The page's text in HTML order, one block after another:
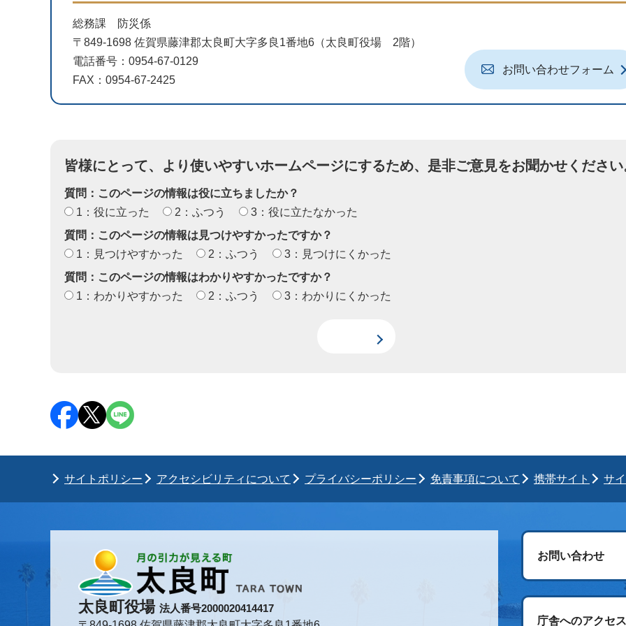
総務課 防災係
〒849-1698 佐賀県藤津郡太良町大字多良1番地6（太良町役場 2階）
電話番号：0954-67-0129
FAX：0954-67-2425
お問い合わせフォーム
皆様にとって、より使いやすいホームページにするため、是非ご意見をお聞かせください
質問：このページの情報は役に立ちましたか？
1：役に立った
2：ふつう
3：役に立たなかった
質問：このページの情報は見つけやすかったですか？
1：見つけやすかった
2：ふつう
3：見つけにくかった
質問：このページの情報はわかりやすかったですか？
1：わかりやすかった
2：ふつう 3：わかりにくかった
サイトポリシー アクセシビリティについて プライバシーポリシー 免責事項について 携帯サイト サ
太良町役場 法人番号2000020414417
お問い合わせ
庁舎へのアクセス